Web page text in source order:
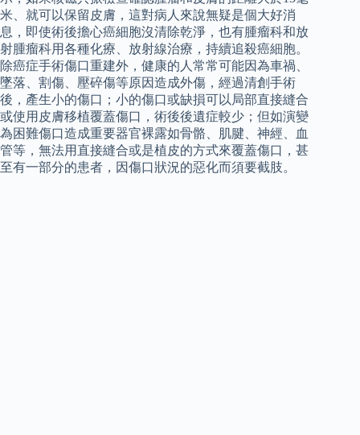
米、就可以保留皮膚，這對病人來說無疑是個大好消
息，即使術後擔心癌細胞沒清除乾淨，也有腫瘤科和放
射腫瘤科用各種化療、放射線治療，持續追殺癌細胞。
除癌症手術傷口重建外，健康的人常常可能因為車禍、
墜落、割傷、壓碎傷等原因造成外傷，經過清創手術
後，產生小的傷口；小的傷口或缺損可以局部直接縫合
或使用皮膚移植覆蓋傷口，術後後遺症較少；但如演變
為困難傷口造成重要器官裸露如骨骼、肌腱、神經、血
管等，無法用直接縫合或是植皮的方式來覆蓋傷口，甚
至有一部分的患者，因傷口狀況的惡化而須要截肢。